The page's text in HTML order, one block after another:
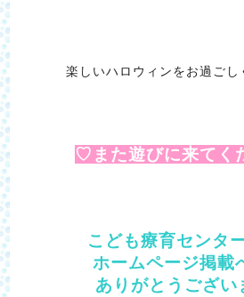
楽しいハロウィンをお過ごし
♡また遊びに来てく
こども療育センタ
ホームページ掲載
ありがとうござい